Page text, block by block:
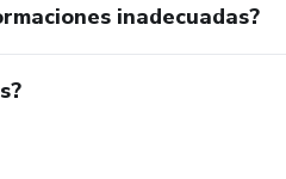
inadecuadas?